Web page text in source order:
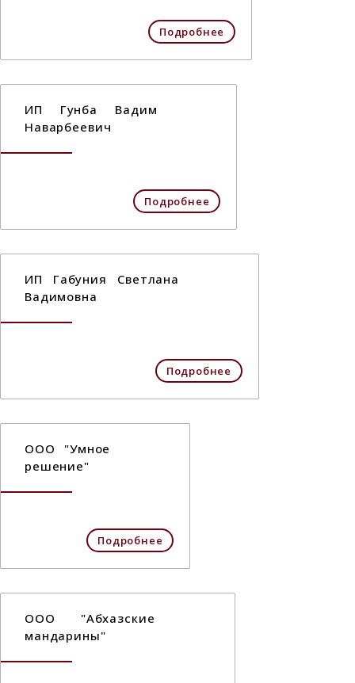
Подробнее
ИП Гунба Вадим
Наварбеевич
Подробнее
ИП Габуния Светлана
Вадимовна
Подробнее
ООО "Умное
решение"
Подробнее
ООО "Абхазские
мандарины"